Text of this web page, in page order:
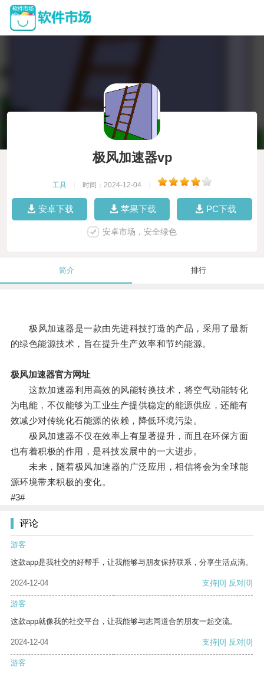
极风加速器vp
工具 时间：2024-12-04
安卓下载 苹果下载 PC下载
安卓市场，安全绿色
简介 排行
极风加速器是一款由先进科技打造的产品，采用了最新
的绿色能源技术，旨在提升生产效率和节约能源。
极风加速器官方网址
这款加速器利用高效的风能转换技术，将空气动能转化
为电能，不仅能够为工业生产提供稳定的能源供应，还能有
效减少对传统化石能源的依赖，降低环境污染。
极风加速器不仅在效率上有显著提升，而且在环保方面
也有着积极的作用，是科技发展中的一大进步。
未来，随着极风加速器的广泛应用，相信将会为全球能
源环境带来积极的变化。
#3#
评论
游客
这款app是我社交的好帮手，让我能够与朋友保持联系，分享生活点滴。
2024-12-04 支持[0] 反对[0]
游客
这款app就像我的社交平台，让我能够与志同道合的朋友一起交流。
2024-12-04 支持[0] 反对[0]
游客